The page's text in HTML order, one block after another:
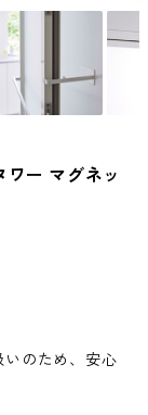
ー マグネッ
のため、安心